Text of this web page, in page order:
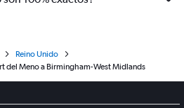
Reino Unido
del Meno a Birmingham-West Midlands